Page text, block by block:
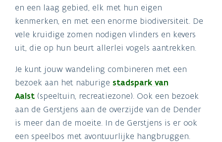
en een laag gebied, elk met hun eigen
kenmerken, en met een enorme biodiversiteit. De
vele kruidige zomen nodigen vlinders en kevers
uit, die op hun beurt allerlei vogels aantrekken.
Je kunt jouw wandeling combineren met een
bezoek aan het naburige stadspark van
Aalst (speeltuin, recreatiezone). Ook een bezoek
aan de Gerstjens aan de overzijde van de Dender
is meer dan de moeite. In de Gerstjens is er ook
een speelbos met avontuurlijke hangbruggen.